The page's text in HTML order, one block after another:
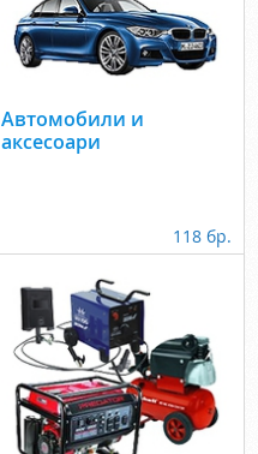
Автомобили и
аксесоари
118 бр.